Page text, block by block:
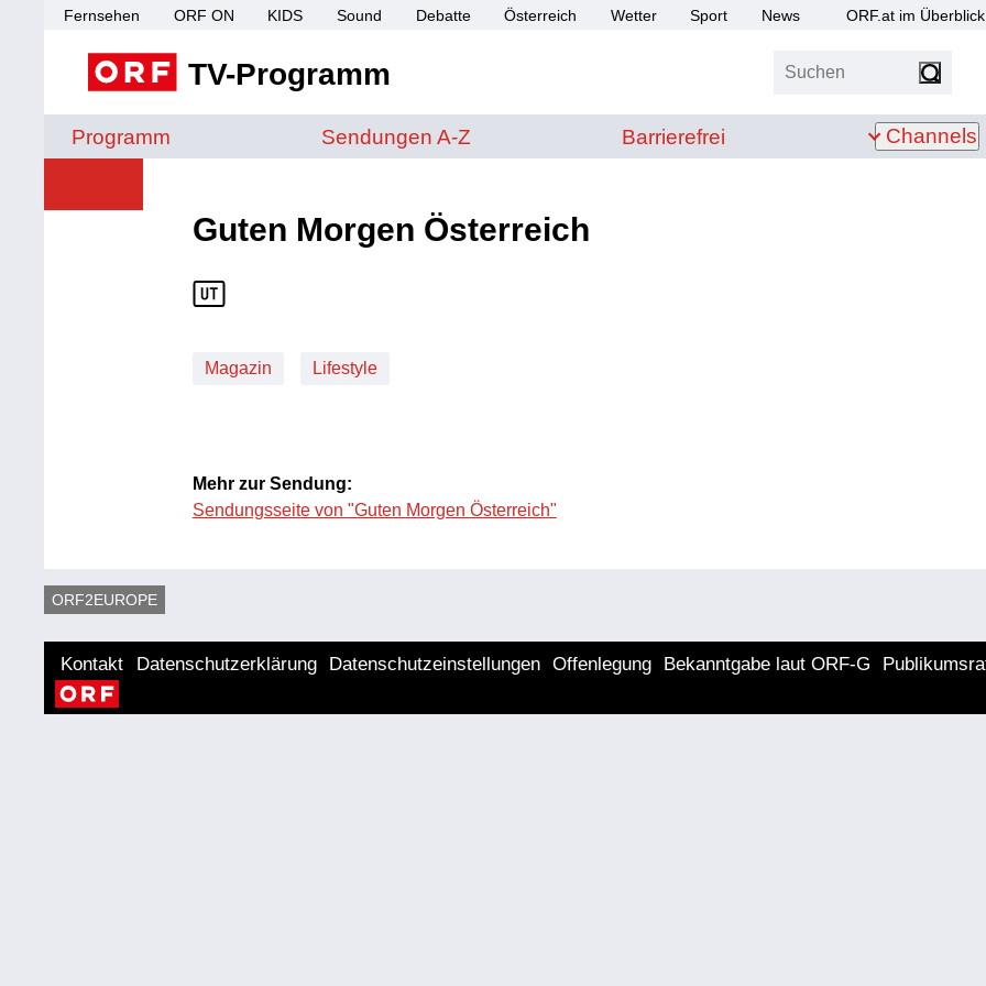
Fernsehen ORF ON KIDS Sound Debatte Österreich Wetter Sport News ORF.at im Überblick
TV-Programm Suchen
Programm Sendungen von A bis Z
Sendungen A-Z Barrierefrei
Barrierefrei Channels
Guten Morgen Österreich
Magazin Lifestyle
Mehr zur Sendung:
Sendungsseite von "Guten Morgen Österreich"
ORF2EUROPE
Kontakt Datenschutzerklärung Datenschutzeinstellungen Offenlegung Bekanntgabe laut ORF-G